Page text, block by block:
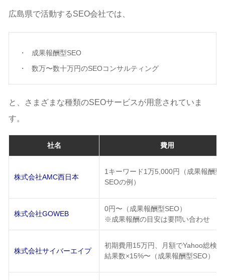
SEO対策会社の関連記事
広島県以外の都道府県別のSEO対策会社 一覧
広島県で活動するSEO会社では、
成果報酬型SEO
数万〜数十万円のSEOコンサルティング
と、さまざまな種類のSEOサービスが用意されていま
す。
社名 費用
株式会社AMC西日本
1キーワード1万5,000円（成果報酬型
SEOの例）
株式会社GOWEB
0円〜（成果報酬型SEO）
※成果報酬の目安は要問い合わせ
株式会社サイバーエイプ
初期費用15万円、月額でYahoo総検索
結果数×15%〜（成果報酬型SEO）